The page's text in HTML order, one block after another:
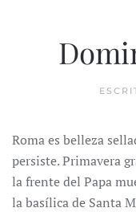
Roma es belleza
persiste. Primavera
la frente del Papa
la basílica de Santa